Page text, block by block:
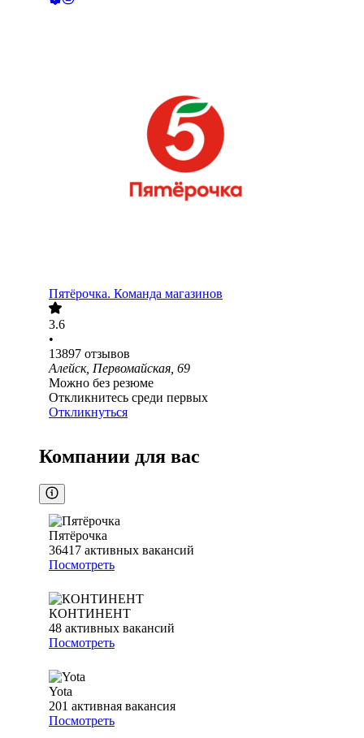
Пятёрочка. Команда магазинов
3.6
•
13897 отзывов
Алейск, Первомайская, 69
Можно без резюме
Откликнитесь среди первых
Откликнуться
Компании для вас
Пятёрочка
36417 активных вакансий
Посмотреть
КОНТИНЕНТ
48 активных вакансий
Посмотреть
Yota
201 активная вакансия
Посмотреть